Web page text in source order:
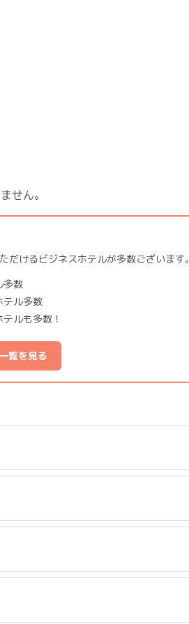
せん。
けるビジネスホテルが多数ございます。
多数
テル多数
ルも多数！
覧を見る